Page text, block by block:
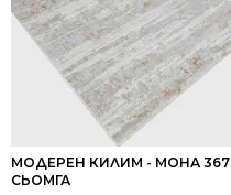
МОДЕРЕН КИЛИМ - МОНА 367
СЬОМГА